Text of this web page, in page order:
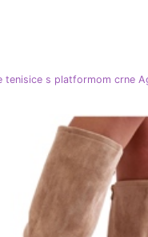
tenisice s platformom crne